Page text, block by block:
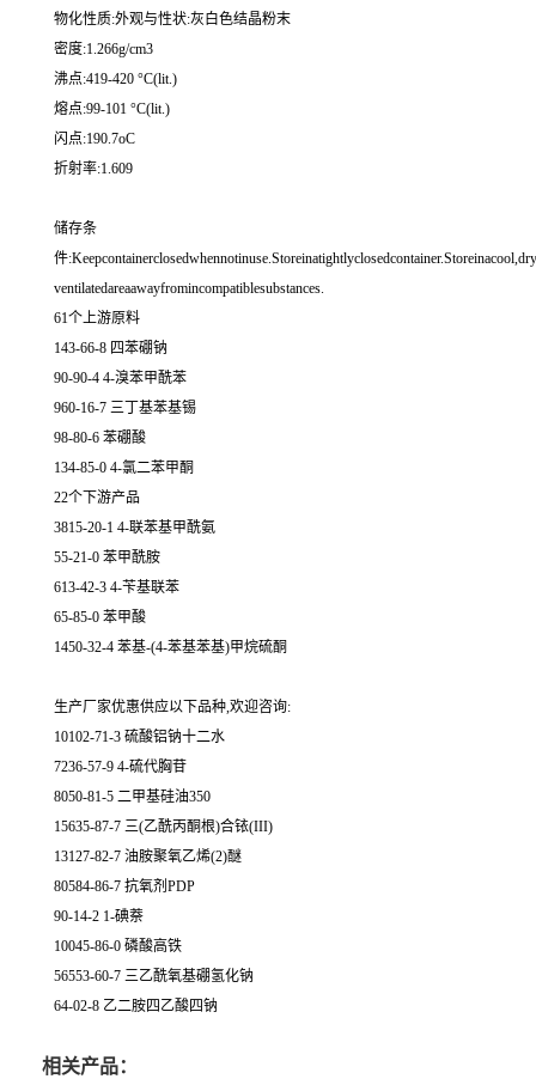
物化性质:外观与性状:灰白色结晶粉末
密度:1.266g/cm3
沸点:419-420 °C(lit.)
熔点:99-101 °C(lit.)
闪点:190.7oC
折射率:1.609
储存条
件
ventilatedareaawayfromincompatiblesubstances.
61个上游原料
143-66-8 四苯硼钠
90-90-4 4-溴苯甲酰苯
960-16-7 三丁基苯基锡
98-80-6 苯硼酸
134-85-0 4-氯二苯甲酮
22个下游产品
3815-20-1 4-联苯基甲酰氨
55-21-0 苯甲酰胺
613-42-3 4-苄基联苯
65-85-0 苯甲酸
1450-32-4 苯基-(4-苯基苯基)甲烷硫酮
生产厂家优惠供应以下品种,欢迎咨询:
10102-71-3 硫酸铝钠十二水
7236-57-9 4-硫代胸苷
8050-81-5 二甲基硅油350
15635-87-7 三(乙酰丙酮根)合铱(III)
13127-82-7 油胺聚氧乙烯(2)醚
80584-86-7 抗氧剂PDP
90-14-2 1-碘萘
10045-86-0 磷酸高铁
56553-60-7 三乙酰氧基硼氢化钠
64-02-8 乙二胺四乙酸四钠
相关产品：